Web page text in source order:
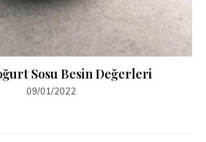
Sosu Besin Değerleri
09/01/2022